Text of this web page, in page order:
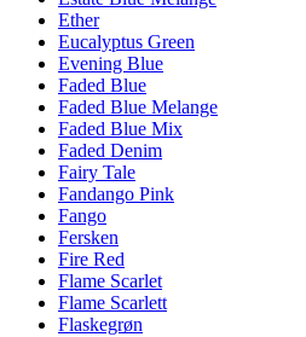
Ether
Eucalyptus Green
Evening Blue
Faded Blue
Faded Blue Melange
Faded Blue Mix
Faded Denim
Fairy Tale
Fandango Pink
Fango
Fersken
Fire Red
Flame Scarlet
Flame Scarlett
Flaskegrøn